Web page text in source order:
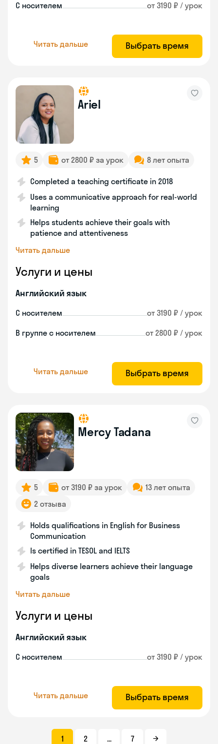
С носителем от 3190 ₽ / урок
Читать дальше Выбрать время
Ariel
5 от 2800 ₽ за урок 8 лет опыта
Completed a teaching certificate in 2018
Uses a communicative approach for real-world
learning
Helps students achieve their goals with
patience and attentiveness
Читать дальше
Услуги и цены
Английский язык
С носителем от 3190 ₽ / урок
В группе с носителем от 2800 ₽ / урок
Читать дальше Выбрать время
Mercy Tadana
5 от 3190 ₽ за урок
13 лет опыта
2 отзыва
Holds qualifications in English for Business
Communication
Is certified in TESOL and IELTS
Helps diverse learners achieve their language
goals
Читать дальше
Услуги и цены
Английский язык
С носителем от 3190 ₽ / урок
Читать дальше Выбрать время
1 2 ... 7